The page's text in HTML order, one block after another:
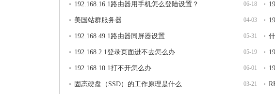
06-18
192.168.16.1路由器用手机怎么登陆设置？
04-03
美国站群服务器
05-31
192.168.49.1路由器同屏器设置
05-19
192.168.2.1登录页面进不去怎么办
06-01
192.168.10.1打不开怎么办
03-21
固态硬盘（SSD）的工作原理是什么